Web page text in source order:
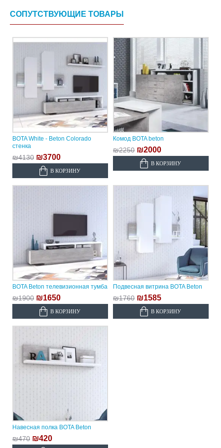
СОПУТСТВУЮЩИЕ ТОВАРЫ
BOTA White - Beton Colorado
стенка
₪4130 ₪3700
В КОРЗИНУ
Комод BOTA beton
₪2250 ₪2000
В КОРЗИНУ
BOTA Beton телевизионная тумба
₪1900 ₪1650
В КОРЗИНУ
Подвесная витрина BOTA Beton
₪1760 ₪1585
В КОРЗИНУ
Навесная полка BOTA Beton
₪470 ₪420